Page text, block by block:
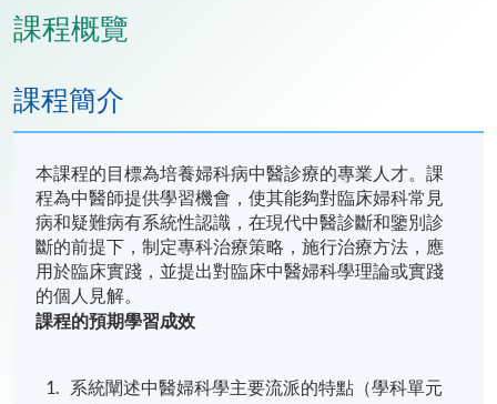
課程概覽
課程簡介
本課程的目標為培養婦科病中醫診療的專業人才。課
程為中醫師提供學習機會，使其能夠對臨床婦科常見
病和疑難病有系統性認識，在現代中醫診斷和鑒別診
斷的前提下，制定專科治療策略，施行治療方法，應
用於臨床實踐，並提出對臨床中醫婦科學理論或實踐
的個人見解。
課程的預期學習成效
系統闡述中醫婦科學主要流派的特點（學科單元